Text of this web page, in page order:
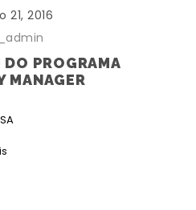
21, 2016
PROGRAMA
MANAGER